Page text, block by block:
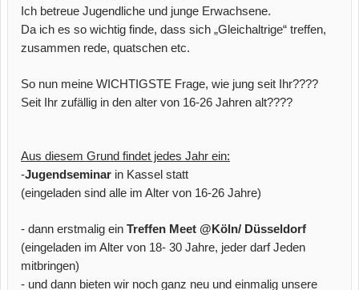
Ich betreue Jugendliche und junge Erwachsene.
Da ich es so wichtig finde, dass sich „Gleichaltrige“ treffen,
zusammen rede, quatschen etc.
So nun meine WICHTIGSTE Frage, wie jung seit Ihr????
Seit Ihr zufällig in den alter von 16-26 Jahren alt????
Aus diesem Grund findet jedes Jahr ein:
-Jugendseminar in Kassel statt
(eingeladen sind alle im Alter von 16-26 Jahre)
- dann erstmalig ein Treffen Meet @Köln/ Düsseldorf
(eingeladen im Alter von 18- 30 Jahre, jeder darf Jeden
mitbringen)
- und dann bieten wir noch ganz neu und einmalig unsere